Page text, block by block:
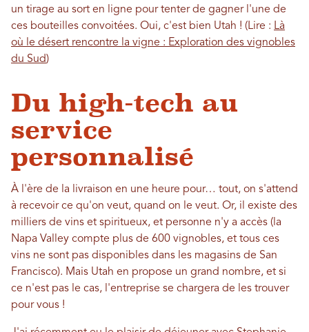
un tirage au sort en ligne pour tenter de gagner l'une de
ces bouteilles convoitées. Oui, c'est bien Utah ! (Lire : Là
où le désert rencontre la vigne : Exploration des vignobles
du Sud)
Du high-tech au
service
personnalisé
À l'ère de la livraison en une heure pour… tout, on s'attend
à recevoir ce qu'on veut, quand on le veut. Or, il existe des
milliers de vins et spiritueux, et personne n'y a accès (la
Napa Valley compte plus de 600 vignobles, et tous ces
vins ne sont pas disponibles dans les magasins de San
Francisco). Mais Utah en propose un grand nombre, et si
ce n'est pas le cas, l'entreprise se chargera de les trouver
pour vous !